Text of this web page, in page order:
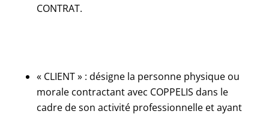
CONTRAT.
« CLIENT » : désigne la personne physique ou
morale contractant avec COPPELIS dans le
cadre de son activité professionnelle et ayant